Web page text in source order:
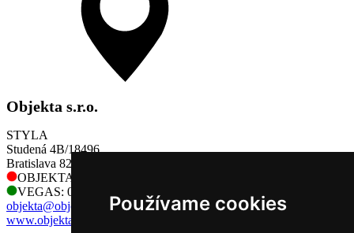
Používame cookies
Objekta s.r.o.
STYLA
Studená 4B/18496
Bratislava 821 04
OBJEKTA: 0905 730 128
VEGAS: 0905 730 128
objekta@objekta.sk
www.objekta.sk